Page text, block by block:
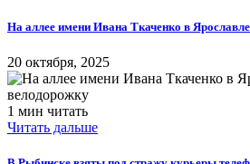
На аллее имени Ивана Ткаченко в
20 октября, 2025
1 мин читать
Читать дальше